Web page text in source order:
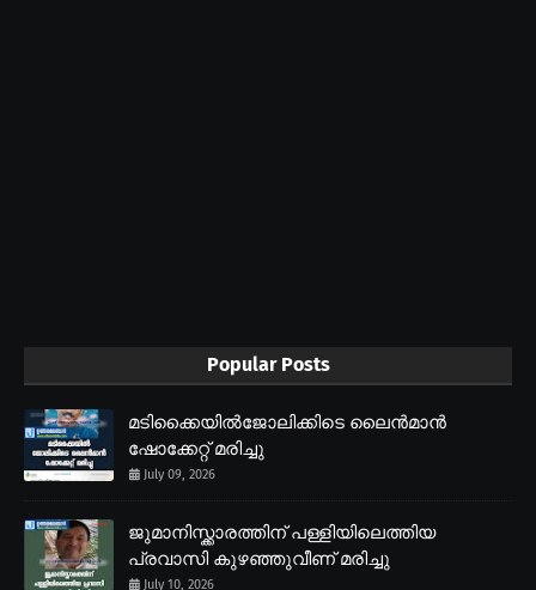
Popular Posts
മടിക്കൈയിൽജോലിക്കിടെ ലൈൻമാൻ
ഷോക്കേറ്റ് മരിച്ചു
July 09, 2026
ജുമാനിസ്ക്കാരത്തിന് പള്ളിയിലെത്തിയ
പ്രവാസി കുഴഞ്ഞുവീണ് മരിച്ചു
July 10, 2026